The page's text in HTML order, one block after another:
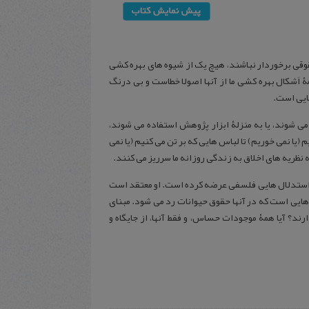
برخوردار نباشند، هیچ یک از شیوه های بهره کشی
اَشکال بهره کشی ما از آنها اصولا خطاست و بی درنگ
است.
شوند، یا به منزلۀ ابزار پژوهش استفاده می شوند،
نمی خوریم) تا لباس هایی که بر تن می کنیم (یا نمی
های اخلاق به زندگی روزانه ما سرریز می کنند.
استدلال هایی فلسفی عرضه کرده است. او معتقد است
است که در آنها حقوق حیوانات رد می شود. مبنای
آیا همۀ موجودات حساس، و فقط آنها، از جایگاه و